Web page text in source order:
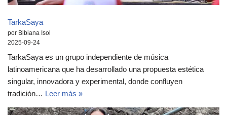
TarkaSaya
por Bibiana Isol
2025-09-24
TarkaSaya es un grupo independiente de música
latinoamericana que ha desarrollado una propuesta estética
singular, innovadora y experimental, donde confluyen
tradición… Leer más »